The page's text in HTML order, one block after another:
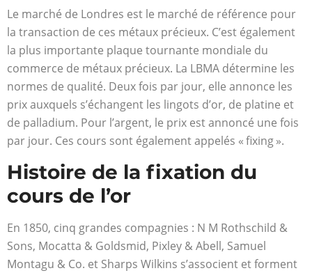
Le marché de Londres est le marché de référence pour
la transaction de ces métaux précieux. C’est également
la plus importante plaque tournante mondiale du
commerce de métaux précieux. La LBMA détermine les
normes de qualité. Deux fois par jour, elle annonce les
prix auxquels s’échangent les lingots d’or, de platine et
de palladium. Pour l’argent, le prix est annoncé une fois
par jour. Ces cours sont également appelés « fixing ».
Histoire de la fixation du
cours de l’or
En 1850, cinq grandes compagnies : N M Rothschild &
Sons, Mocatta & Goldsmid, Pixley & Abell, Samuel
Montagu & Co. et Sharps Wilkins s’associent et forment